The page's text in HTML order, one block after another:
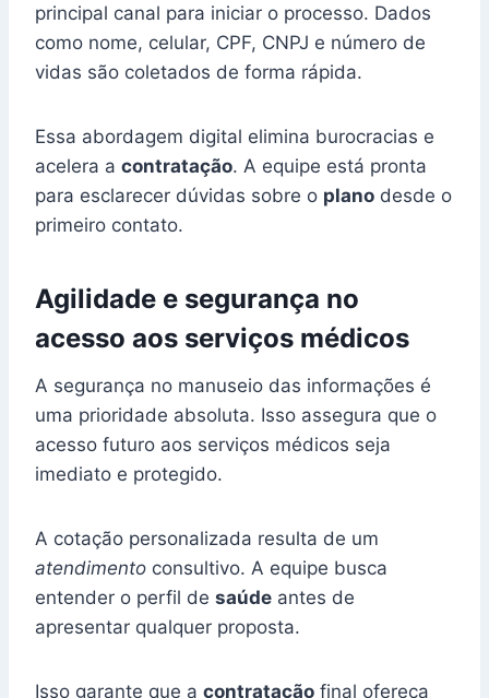
principal canal para iniciar o processo. Dados
como nome, celular, CPF, CNPJ e número de
vidas são coletados de forma rápida.
Essa abordagem digital elimina burocracias e
acelera a contratação. A equipe está pronta
para esclarecer dúvidas sobre o plano desde o
primeiro contato.
Agilidade e segurança no
acesso aos serviços médicos
A segurança no manuseio das informações é
uma prioridade absoluta. Isso assegura que o
acesso futuro aos serviços médicos seja
imediato e protegido.
A cotação personalizada resulta de um
atendimento consultivo. A equipe busca
entender o perfil de saúde antes de
apresentar qualquer proposta.
Isso garante que a contratação final ofereça